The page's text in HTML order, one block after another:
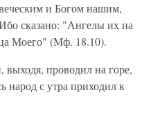
и Богом нашим,
Ибо сказано: "Ангелы их на
Моего" (Мф. 18.10).
проводил на горе,
народ с утра приходил к